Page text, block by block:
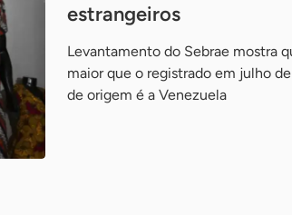
estrangeiros
Levantamento do Sebrae mostra
maior que o registrado em julho
de origem é a Venezuela